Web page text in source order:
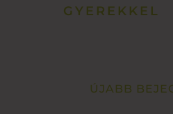
GYEREKKEL
ÚJABB